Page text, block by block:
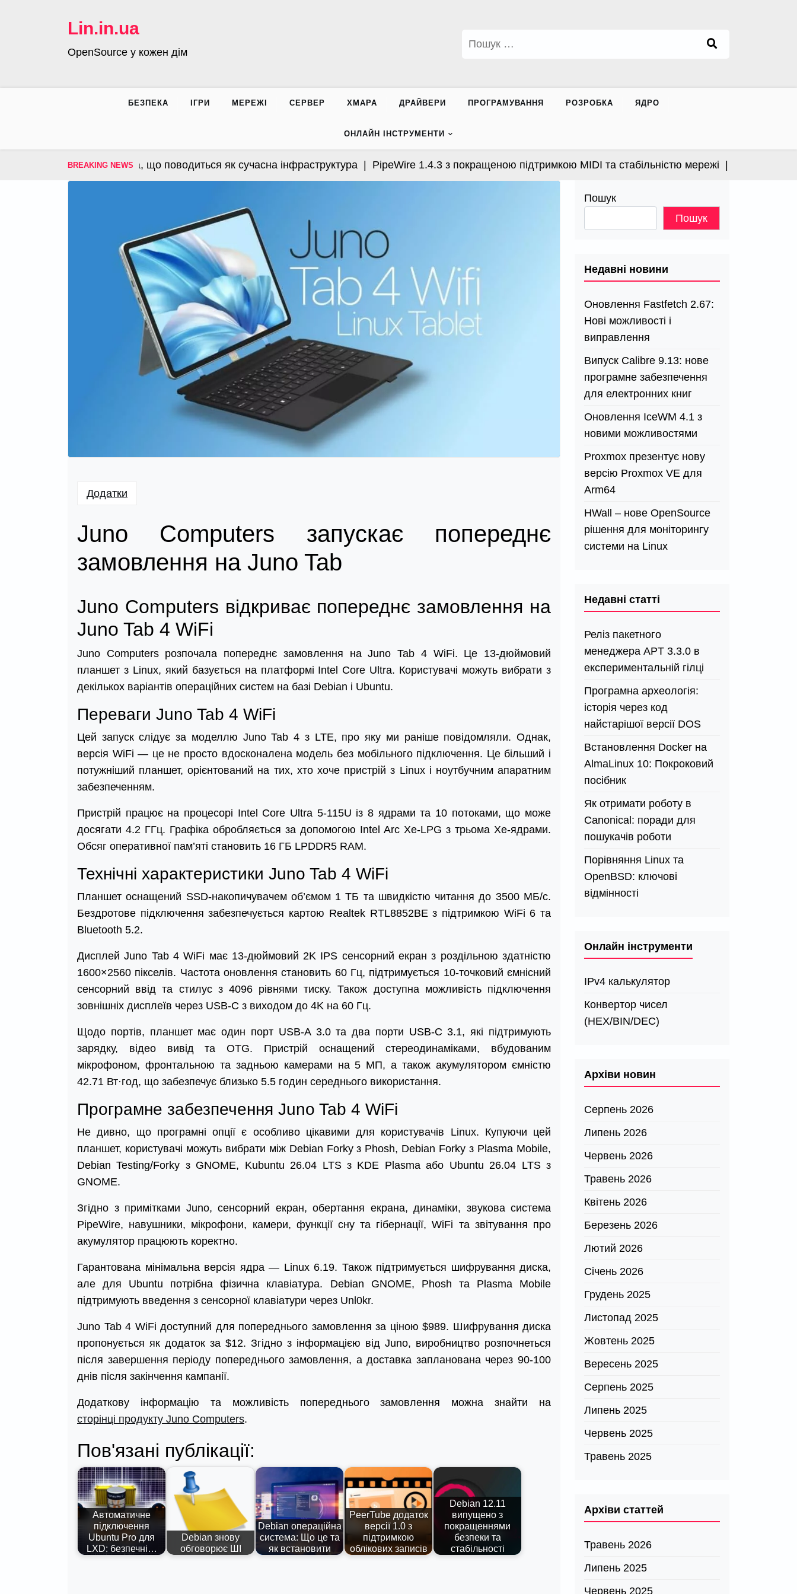
Lin.in.ua
OpenSource у кожен дім
БЕЗПЕКА ІГРИ МЕРЕЖІ СЕРВЕР ХМАРА ДРАЙВЕРИ ПРОГРАМУВАННЯ РОЗРОБКА ЯДРО
ОНЛАЙН ІНСТРУМЕНТИ
BREAKING NEWS
– операційна система, що поводиться як сучасна інфраструктура |PipeWire 1.4.3 з покращеною підтримкою MIDI та стабільністю мережі |Apple
Додатки
Juno Computers запускає попереднє
замовлення на Juno Tab
Juno Computers відкриває попереднє замовлення на
Juno Tab 4 WiFi
Juno Computers розпочала попереднє замовлення на Juno Tab 4 WiFi. Це 13-дюймовий
планшет з Linux, який базується на платформі Intel Core Ultra. Користувачі можуть вибрати з
декількох варіантів операційних систем на базі Debian і Ubuntu.
Переваги Juno Tab 4 WiFi
Цей запуск слідує за моделлю Juno Tab 4 з LTE, про яку ми раніше повідомляли. Однак,
версія WiFi — це не просто вдосконалена модель без мобільного підключення. Це більший і
потужніший планшет, орієнтований на тих, хто хоче пристрій з Linux і ноутбучним апаратним
забезпеченням.
Пристрій працює на процесорі Intel Core Ultra 5-115U із 8 ядрами та 10 потоками, що може
досягати 4.2 ГГц. Графіка обробляється за допомогою Intel Arc Xe-LPG з трьома Xe-ядрами.
Обсяг оперативної пам’яті становить 16 ГБ LPDDR5 RAM.
Технічні характеристики Juno Tab 4 WiFi
Планшет оснащений SSD-накопичувачем об’ємом 1 ТБ та швидкістю читання до 3500 МБ/с.
Бездротове підключення забезпечується картою Realtek RTL8852BE з підтримкою WiFi 6 та
Bluetooth 5.2.
Дисплей Juno Tab 4 WiFi має 13-дюймовий 2K IPS сенсорний екран з роздільною здатністю
1600×2560 пікселів. Частота оновлення становить 60 Гц, підтримується 10-точковий ємнісний
сенсорний ввід та стилус з 4096 рівнями тиску. Також доступна можливість підключення
зовнішніх дисплеїв через USB-C з виходом до 4K на 60 Гц.
Щодо портів, планшет має один порт USB-A 3.0 та два порти USB-C 3.1, які підтримують
зарядку, відео вивід та OTG. Пристрій оснащений стереодинаміками, вбудованим
мікрофоном, фронтальною та задньою камерами на 5 МП, а також акумулятором ємністю
42.71 Вт·год, що забезпечує близько 5.5 годин середнього використання.
Програмне забезпечення Juno Tab 4 WiFi
Не дивно, що програмні опції є особливо цікавими для користувачів Linux. Купуючи цей
планшет, користувачі можуть вибрати між Debian Forky з Phosh, Debian Forky з Plasma Mobile,
Debian Testing/Forky з GNOME, Kubuntu 26.04 LTS з KDE Plasma або Ubuntu 26.04 LTS з
GNOME.
Згідно з примітками Juno, сенсорний екран, обертання екрана, динаміки, звукова система
PipeWire, навушники, мікрофони, камери, функції сну та гібернації, WiFi та звітування про
акумулятор працюють коректно.
Гарантована мінімальна версія ядра — Linux 6.19. Також підтримується шифрування диска,
але для Ubuntu потрібна фізична клавіатура. Debian GNOME, Phosh та Plasma Mobile
підтримують введення з сенсорної клавіатури через Unl0kr.
Juno Tab 4 WiFi доступний для попереднього замовлення за ціною $989. Шифрування диска
пропонується як додаток за $12. Згідно з інформацією від Juno, виробництво розпочнеться
після завершення періоду попереднього замовлення, а доставка запланована через 90-100
днів після закінчення кампанії.
Додаткову інформацію та можливість попереднього замовлення можна знайти на
сторінці продукту Juno Computers.
Пов'язані публікації:
Автоматичне
підключення
Ubuntu Pro для
LXD: безпечні…
Debian знову
обговорює ШІ
Debian операційна
система: Що це та
як встановити
PeerTube додаток
версії 1.0 з
підтримкою
облікових записів
Debian 12.11
випущено з
покращеннями
безпеки та
стабільності
Пошук
Пошук
Недавні новини
Оновлення Fastfetch 2.67:
Нові можливості і
виправлення
Випуск Calibre 9.13: нове
програмне забезпечення
для електронних книг
Оновлення IceWM 4.1 з
новими можливостями
Proxmox презентує нову
версію Proxmox VE для
Arm64
HWall – нове OpenSource
рішення для моніторингу
системи на Linux
Недавні статті
Реліз пакетного
менеджера APT 3.3.0 в
експериментальній гілці
Програмна археологія:
історія через код
найстарішої версії DOS
Встановлення Docker на
AlmaLinux 10: Покроковий
посібник
Як отримати роботу в
Canonical: поради для
пошукачів роботи
Порівняння Linux та
OpenBSD: ключові
відмінності
Онлайн інструменти
IPv4 калькулятор
Конвертор чисел
(HEX/BIN/DEC)
Архіви новин
Серпень 2026
Липень 2026
Червень 2026
Травень 2026
Квітень 2026
Березень 2026
Лютий 2026
Січень 2026
Грудень 2025
Листопад 2025
Жовтень 2025
Вересень 2025
Серпень 2025
Липень 2025
Червень 2025
Травень 2025
Архіви статтей
Травень 2026
Липень 2025
Червень 2025